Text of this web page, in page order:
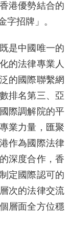
港優勢結合的
字招牌」。
是中國唯一的
的法律專業人
的國際聯繫網
排名第三、亞
際調解院的平
業力量，匯聚
作為國際法律
深度合作，香
定國際認可的
次的法律交流
層面全方位穩